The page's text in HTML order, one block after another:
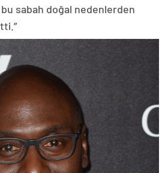
sabah doğal nedenlerden